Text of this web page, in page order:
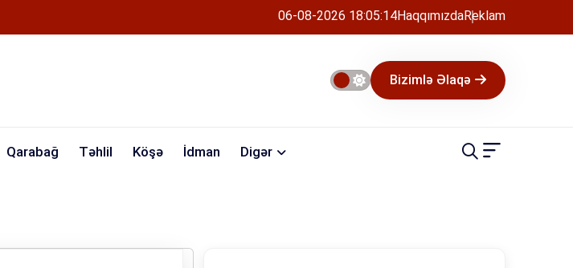
06-08-2026 18:05:15HaqqımızdaReklam
Bizimlə Əlaqə
Qarabağ Təhlil Köşə İdman Digər